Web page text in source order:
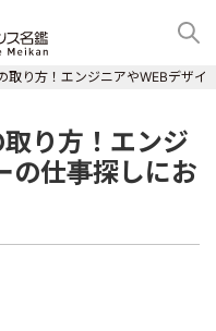
取り方！エンジニアやWEBデザ
り方！エンジ
の仕事探しにお